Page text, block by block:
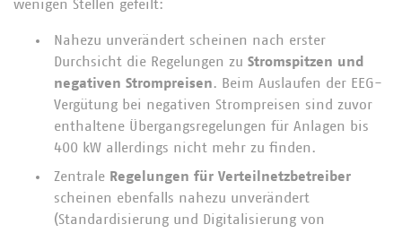
wenigen Stellen gefeilt:
Nahezu unverändert scheinen nach erster
Durchsicht die Regelungen zu Stromspitzen und
negativen Strompreisen. Beim Auslaufen der EEG-
Vergütung bei negativen Strompreisen sind zuvor
enthaltene Übergangsregelungen für Anlagen bis
400 kW allerdings nicht mehr zu finden.
Zentrale Regelungen für Verteilnetzbetreiber
scheinen ebenfalls nahezu unverändert
(Standardisierung und Digitalisierung von